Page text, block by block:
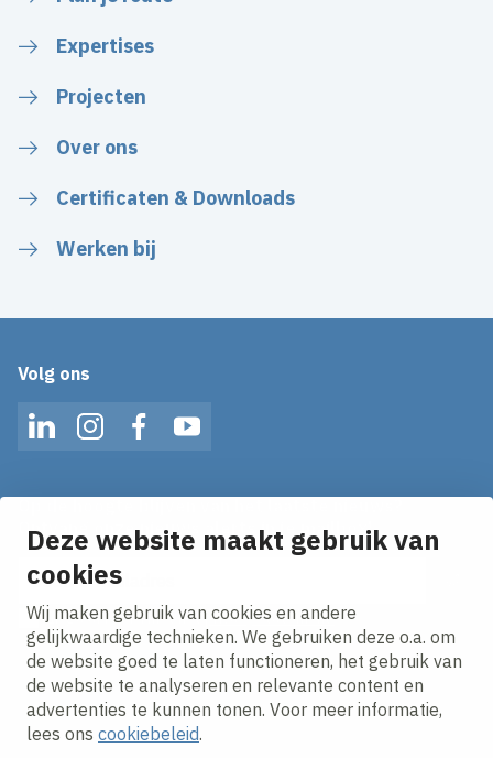
Deze website maakt gebruik van
cookies
Wij maken gebruik van cookies en andere
gelijkwaardige technieken. We gebruiken deze o.a. om
de website goed te laten functioneren, het gebruik van
de website te analyseren en relevante content en
advertenties te kunnen tonen. Voor meer informatie,
lees ons cookiebeleid.
Expertises
Projecten
Over ons
Certificaten & Downloads
Werken bij
Volg ons
LinkedInInstagramFacebookYouTube
Ontvang onze nieuws alerts in je mailbox!
E-mailadres
Ik ga akkoord met hetprivacy statement.